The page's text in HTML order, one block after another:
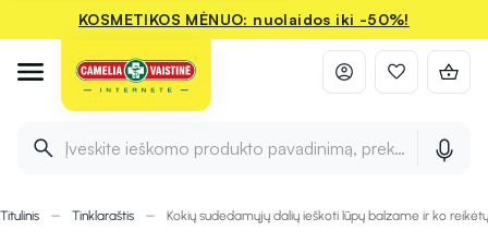
KOSMETIKOS MĖNUO: nuolaidos iki -50%!
Įveskite ieškomo produkto pavadinimą, prekės ženklą ir
Titulinis Tinklaraštis Kokių sudedamųjų dalių ieškoti lūpų balzame ir ko